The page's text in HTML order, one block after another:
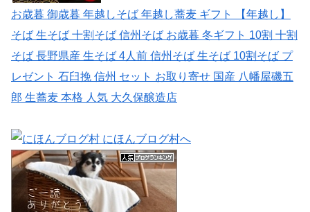
お歳暮 御歳暮 年越しそば 年越し蕎麦 ギフト 【年越し】
そば 生そば 十割そば 信州そば お歳暮 冬ギフト 10割 十割
そば 長野県産 生そば 4人前 信州そば 生そば 10割そば プ
レゼント 石臼挽 信州 セット お取り寄せ 国産 八幡屋磯五
郎 生蕎麦 本格 人気 大久保醸造店